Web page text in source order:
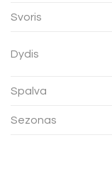
Svoris
Dydis
Spalva
Sezonas